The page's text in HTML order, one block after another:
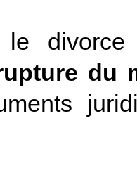
le divorce
du